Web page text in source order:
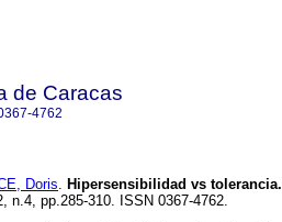
de Caracas
4762
Doris. Hipersensibilidad vs tolerancia.
n.4, pp.285-310. ISSN 0367-4762.